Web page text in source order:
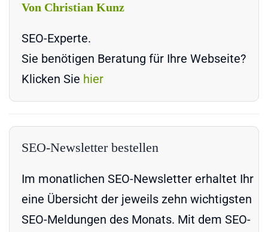
Von Christian Kunz
SEO-Experte.
Sie benötigen Beratung für Ihre Webseite?
Klicken Sie hier
SEO-Newsletter bestellen
Im monatlichen SEO-Newsletter erhaltet Ihr
eine Übersicht der jeweils zehn wichtigsten
SEO-Meldungen des Monats. Mit dem SEO-